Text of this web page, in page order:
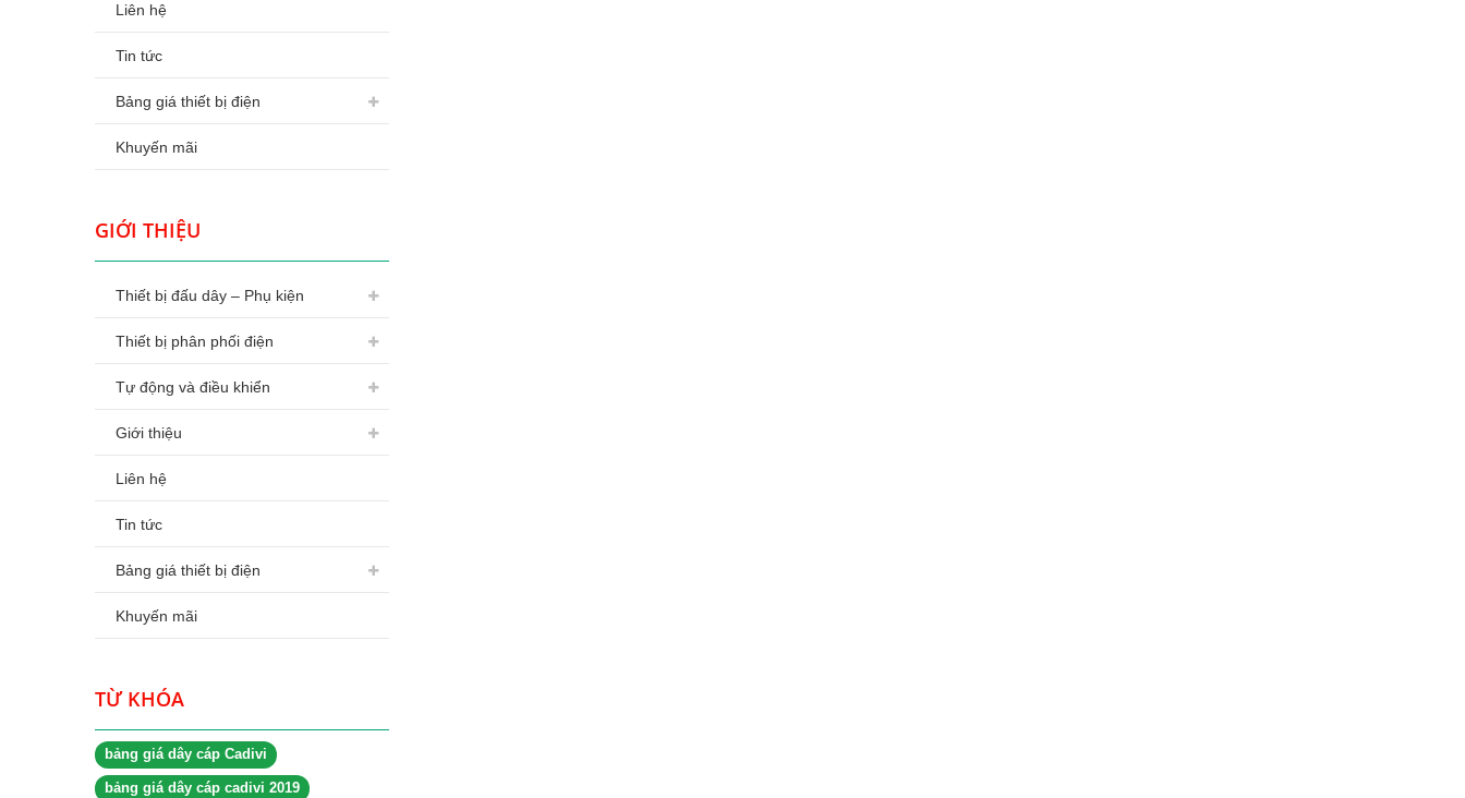
Liên hệ
Tin tức
Bảng giá thiết bị điện
Khuyến mãi
GIỚI THIỆU
Thiết bị đấu dây – Phụ kiện
Thiết bị phân phối điện
Tự động và điều khiển
Giới thiệu
Liên hệ
Tin tức
Bảng giá thiết bị điện
Khuyến mãi
TỪ KHÓA
bảng giá dây cáp Cadivi
bảng giá dây cáp cadivi 2019